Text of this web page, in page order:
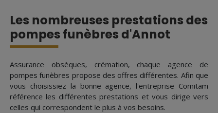
Les nombreuses prestations des
pompes funèbres d'Annot
Assurance obsèques, crémation, chaque agence de
pompes funèbres propose des offres différentes. Afin que
vous choisissiez la bonne agence, l'entreprise Comitam
référence les différentes prestations et vous dirige vers
celles qui correspondent le plus à vos besoins.